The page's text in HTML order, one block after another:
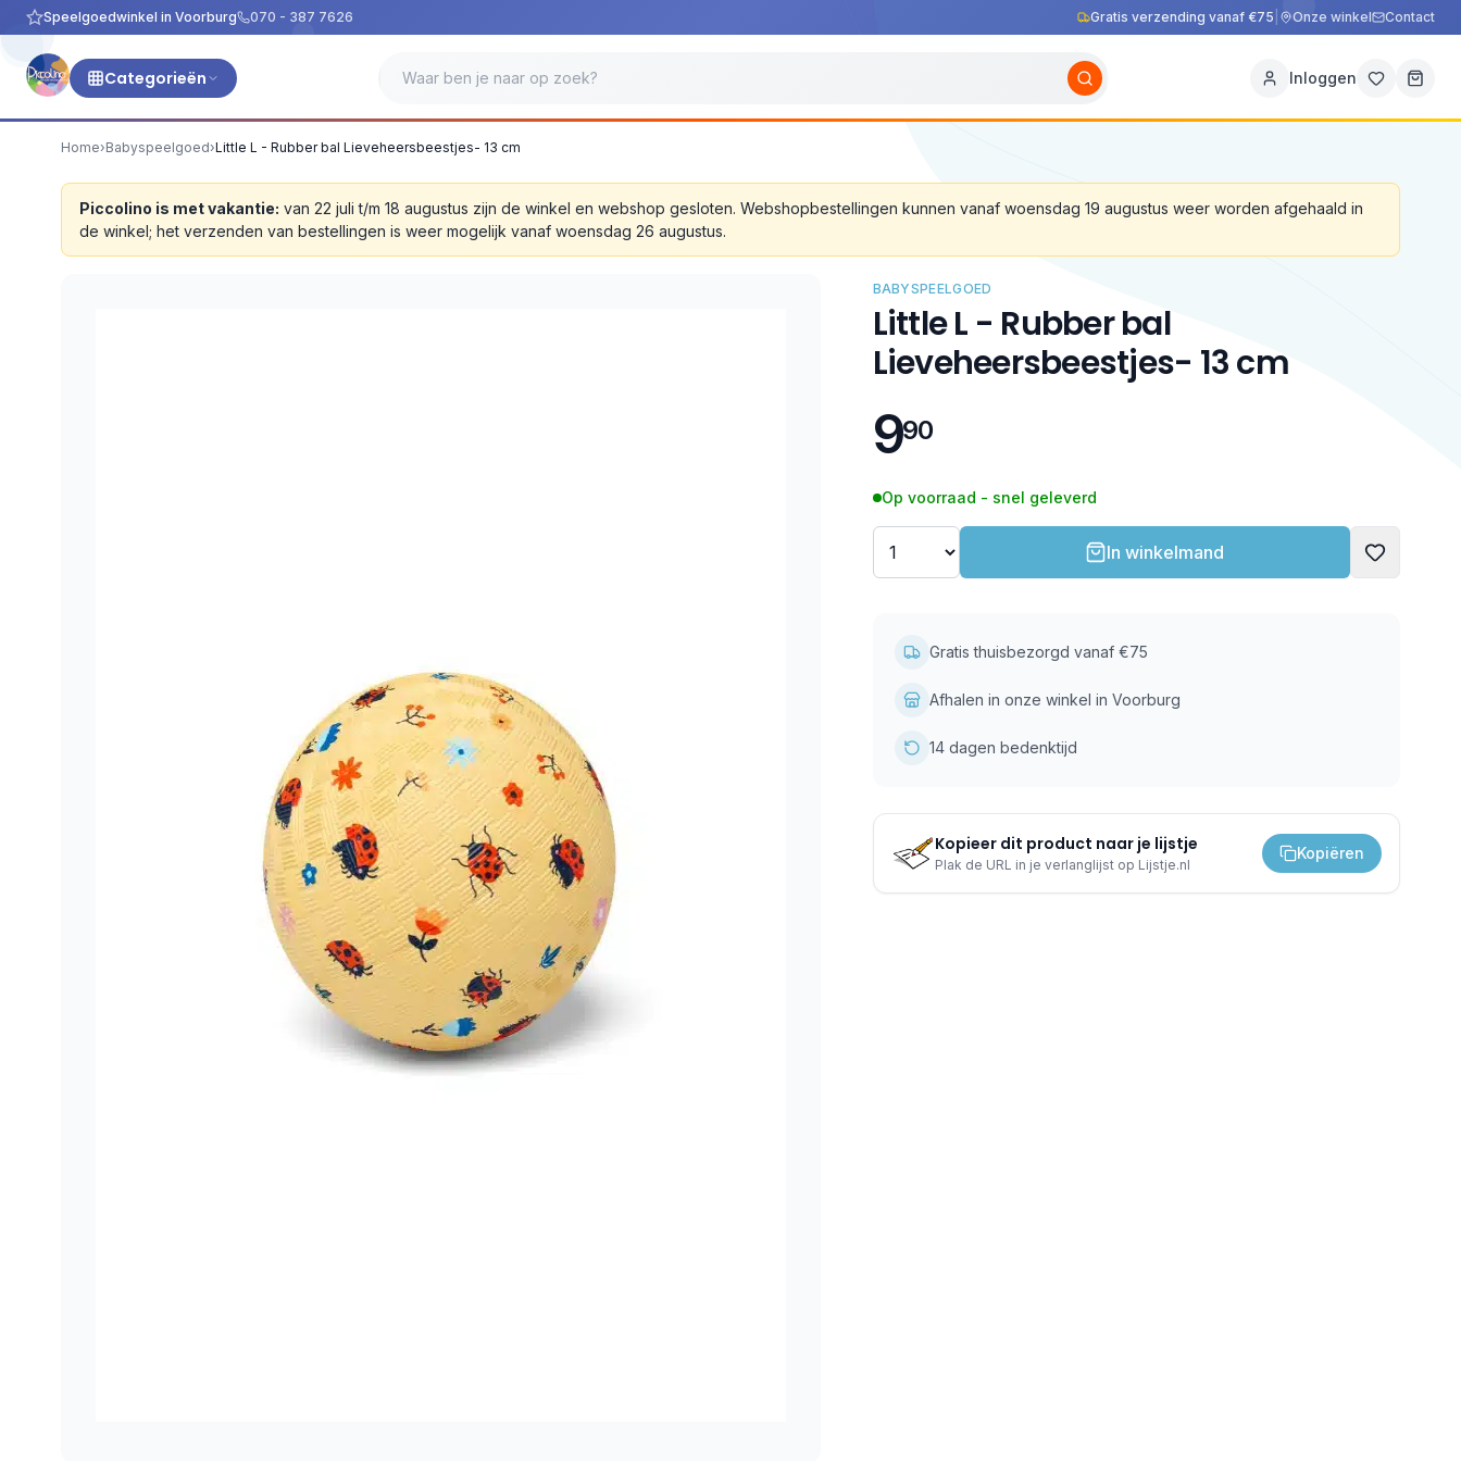
Speelgoedwinkel in Voorburg 070 - 387 7626 Gratis verzending vanaf €75 Onze winkel Contact
Categorieën Inloggen
Home›Babyspeelgoed›Little L - Rubber bal Lieveheersbeestjes- 13 cm
Piccolino is met vakantie: van 22 juli t/m 18 augustus zijn de winkel en webshop gesloten. Webshopbestellingen kunnen vanaf woensdag 19 augustus weer worden afgehaald in
de winkel; het verzenden van bestellingen is weer mogelijk vanaf woensdag 26 augustus.
BABYSPEELGOED
Little L - Rubber bal
Lieveheersbeestjes- 13 cm
990
Op voorraad - snel geleverd
In winkelmand
Gratis thuisbezorgd vanaf €75
Afhalen in onze winkel in Voorburg
14 dagen bedenktijd
Kopieer dit product naar je lijstje
Plak de URL in je verlanglijst op Lijstje.nl
Kopiëren